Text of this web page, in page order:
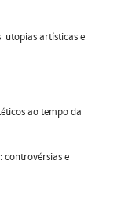
utopias artísticas e
ao tempo da
controvérsias e